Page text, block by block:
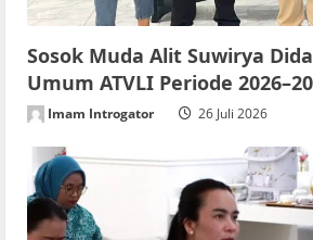
Sosok Muda Alit Suwirya
Umum ATVLI Periode
Imam Introgator 26 Juli 2026